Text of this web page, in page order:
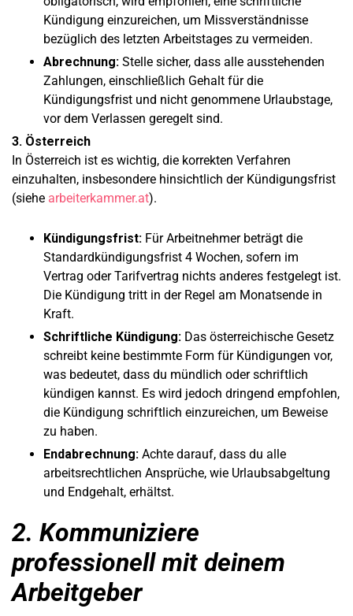
Kündigung einzureichen, um Missverständnisse
bezüglich des letzten Arbeitstages zu vermeiden.
Abrechnung: Stelle sicher, dass alle ausstehenden
Zahlungen, einschließlich Gehalt für die
Kündigungsfrist und nicht genommene Urlaubstage,
vor dem Verlassen geregelt sind.
3. Österreich
In Österreich ist es wichtig, die korrekten Verfahren
einzuhalten, insbesondere hinsichtlich der Kündigungsfrist
(siehe arbeiterkammer.at).
Kündigungsfrist: Für Arbeitnehmer beträgt die
Standardkündigungsfrist 4 Wochen, sofern im
Vertrag oder Tarifvertrag nichts anderes festgelegt ist.
Die Kündigung tritt in der Regel am Monatsende in
Kraft.
Schriftliche Kündigung: Das österreichische Gesetz
schreibt keine bestimmte Form für Kündigungen vor,
was bedeutet, dass du mündlich oder schriftlich
kündigen kannst. Es wird jedoch dringend empfohlen,
die Kündigung schriftlich einzureichen, um Beweise
zu haben.
Endabrechnung: Achte darauf, dass du alle
arbeitsrechtlichen Ansprüche, wie Urlaubsabgeltung
und Endgehalt, erhältst.
2. Kommuniziere
professionell mit deinem
Arbeitgeber